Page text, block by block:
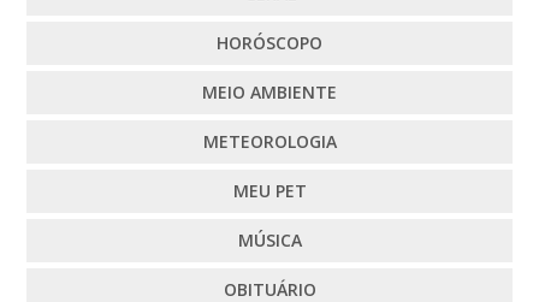
HORÓSCOPO
MEIO AMBIENTE
METEOROLOGIA
MEU PET
MÚSICA
OBITUÁRIO